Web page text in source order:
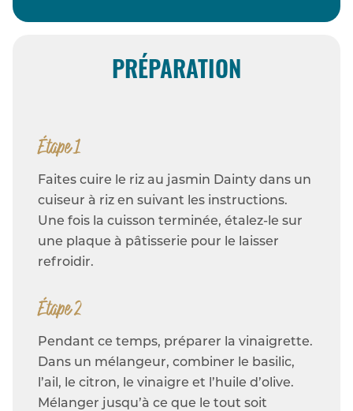
PRÉPARATION
Étape 1
Faites cuire le riz au jasmin Dainty dans un
cuiseur à riz en suivant les instructions.
Une fois la cuisson terminée, étalez-le sur
une plaque à pâtisserie pour le laisser
refroidir.
Étape 2
Pendant ce temps, préparer la vinaigrette.
Dans un mélangeur, combiner le basilic,
l’ail, le citron, le vinaigre et l’huile d’olive.
Mélanger jusqu’à ce que le tout soit